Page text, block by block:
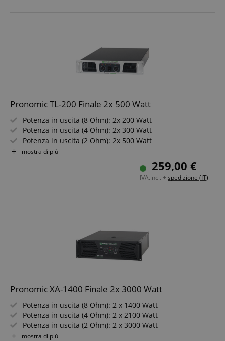
Pronomic TL-200 Finale 2x 500 Watt
Potenza in uscita (8 Ohm): 2x 200 Watt
Potenza in uscita (4 Ohm): 2x 300 Watt
Potenza in uscita (2 Ohm): 2x 500 Watt
Potenza in uscita (8 Ohm bridge): 650 Watt
Potenza in uscita (4 Ohm bridge): 950 Watt
mostra di più
259,00 €
IVA.incl. + spedizione (IT)
Pronomic XA-1400 Finale 2x 3000 Watt
Potenza in uscita (8 Ohm): 2 x 1400 Watt
Potenza in uscita (4 Ohm): 2 x 2100 Watt
Potenza in uscita (2 Ohm): 2 x 3000 Watt
Potenza in uscita (8 Ohm bridge): 4200 Watt
mostra di più